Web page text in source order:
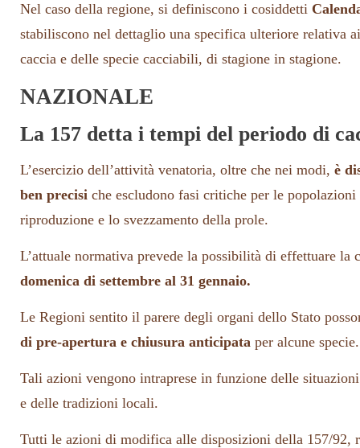
Nel caso della regione, si definiscono i cosiddetti
stabiliscono nel dettaglio una specifica ulteriore relativa
caccia e delle specie cacciabili, di stagione in stagione.
NAZIONALE
La 157 detta i tempi del periodo di
L’esercizio dell’attività venatoria, oltre che nei modi, è
ben precisi che escludono fasi critiche per le
riproduzione e lo svezzamento della prole.
L’attuale normativa prevede la possibilità di effettuare la
domenica di settembre al 31 gennaio.
Le Regioni sentito il parere degli organi dello Stato
di pre-apertura e chiusura anticipata per alcune specie.
Tali azioni vengono intraprese in funzione delle
e delle tradizioni locali.
Tutti le azioni di modifica alle disposizioni della 157/92,